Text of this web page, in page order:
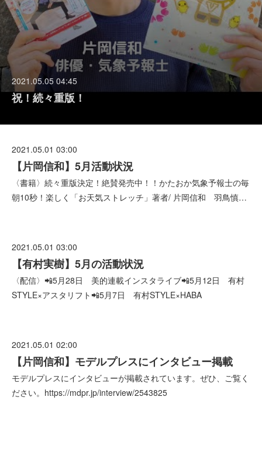
2021.05.05 04:45
祝！続々重版！
2021.05.01 03:00
【片岡信和】5月活動状況
〈書籍〉続々重版決定！絶賛発売中！！かたおか気象予報士の毎
朝10秒！楽しく「お天気ストレッチ」著者/ 片岡信和 羽鳥慎…
2021.05.01 03:00
【有村実樹】5月の活動状況
〈配信〉📲5月28日 美的連載インスタライブ📲5月12日 有村
STYLE×アスタリフト📲5月7日 有村STYLE×HABA
2021.05.01 02:00
【片岡信和】モデルプレスにインタビュー掲載
モデルプレスにインタビューが掲載されています。ぜひ、ご覧く
ださい。https://mdpr.jp/interview/2543825